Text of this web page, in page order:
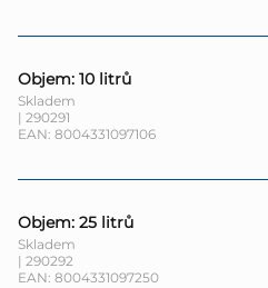
Objem: 10 litrů
Skladem
| 290291
EAN: 8004331097106
Objem: 25 litrů
Skladem
| 290292
EAN: 8004331097250